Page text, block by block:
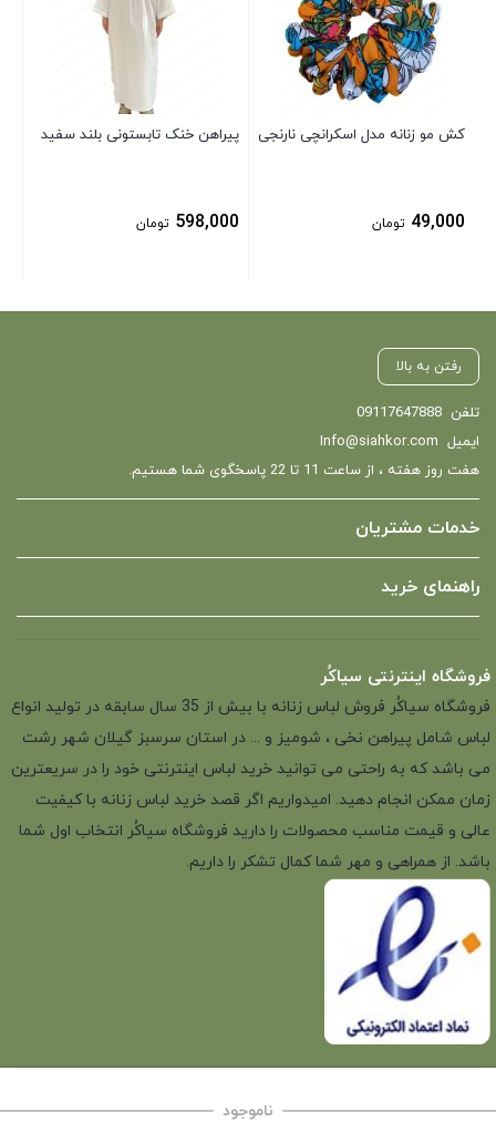
ناموجود
کش مو زنانه مدل اسکرانچی نارنجی
49,000 تومان
پیراهن خنک تابستونی بلند سفید
598,000 تومان
رفتن به بالا
تلفن 09117647888
ایمیل Info@siahkor.com
هفت روز هفته ، از ساعت 11 تا 22 پاسخگوی شما هستیم.
خدمات مشتریان
راهنمای خرید
فروشگاه اینترنتی سیاکُر
فروشگاه سیاکُر فروش لباس زنانه با بیش از 35 سال سابقه در تولید انواع
لباس شامل پیراهن نخی ، شومیز و ... در استان سرسبز گیلان شهر رشت
می باشد که به راحتی می توانید خرید لباس اینترنتی خود را در سریعترین
زمان ممکن انجام دهید. امیدواریم اگر قصد خرید لباس زنانه با کیفیت
عالی و قیمت مناسب محصولات را دارید فروشگاه سیاکُر انتخاب اول شما
باشد. از همراهی و مهر شما کمال تشکر را داریم.